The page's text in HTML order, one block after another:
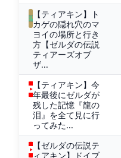
【ティアキン】ト
カゲの隠れ穴のマ
ヨイの場所と行き
方【ゼルダの伝説
ティアーズオブ
ザ...
【ティアキン】今
年最後にゼルダが
残した記憶『龍の
泪』を全て見に行
ってみた...
【ゼルダの伝説テ
ィアキン】ドイブ